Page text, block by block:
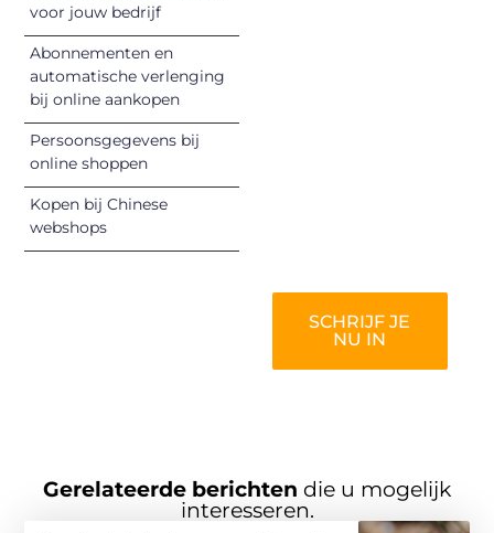
voor jouw bedrijf
Abonnementen en
automatische verlenging
bij online aankopen
Persoonsgegevens bij
online shoppen
Kopen bij Chinese
webshops
SCHRIJF JE
NU IN
Gerelateerde berichten die u mogelijk
interesseren.